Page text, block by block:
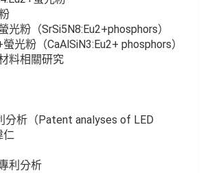
粉（SrSi5N8:Eu2+phosphors）
光粉（CaAlSiN3:Eu2+ phosphors）
料相關研究
析（Patent analyses of LED
仁
利分析